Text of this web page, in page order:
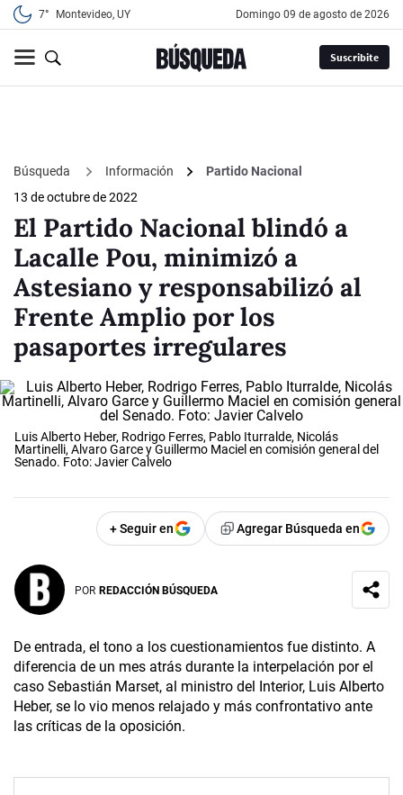
7° Montevideo, UY domingo 09 de agosto de 2026
Suscribite
Búsqueda Información
Partido Nacional
13 de octubre de 2022
El Partido Nacional blindó a
Lacalle Pou, minimizó a
Astesiano y responsabilizó al
Frente Amplio por los
pasaportes irregulares
Luis Alberto Heber, Rodrigo Ferres, Pablo Iturralde, Nicolás
Martinelli, Alvaro Garce y Guillermo Maciel en comisión general del
Senado. Foto: Javier Calvelo
+ Seguir en Agregar Búsqueda en
POR REDACCIÓN BÚSQUEDA
De entrada, el tono a los cuestionamientos fue distinto. A
diferencia de un mes atrás durante la interpelación por el
caso Sebastián Marset, al ministro del Interior, Luis Alberto
Heber, se lo vio menos relajado y más confrontativo ante
las críticas de la oposición.